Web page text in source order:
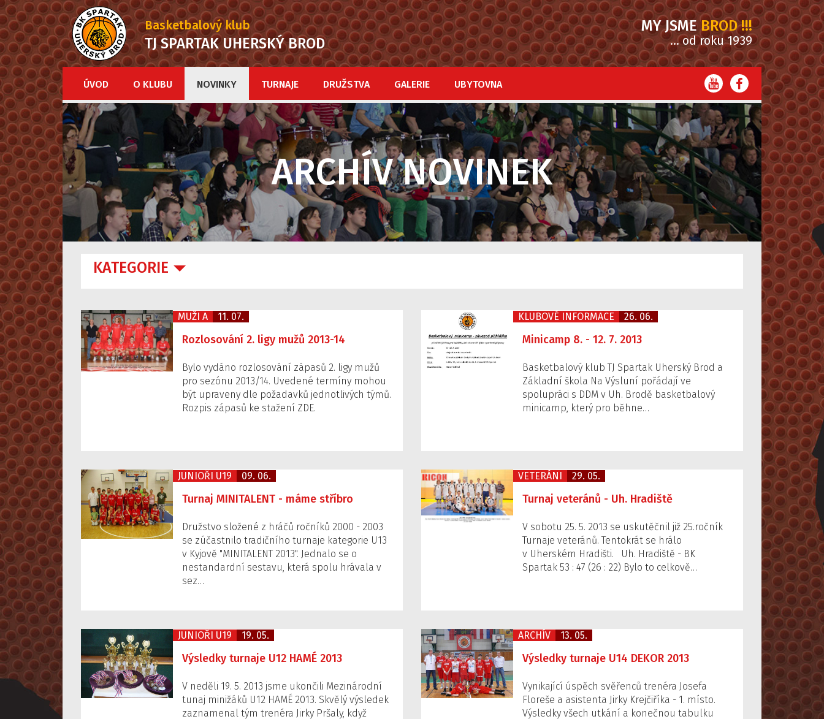
Basketbalový klub
TJ SPARTAK UHERSKÝ BROD
MY JSMEBROD !!!
... od roku 1939
ÚVOD O KLUBU NOVINKY TURNAJE DRUŽSTVA GALERIE UBYTOVNA
ARCHÍV NOVINEK
KATEGORIE
MUŽI A 11. 07.
Rozlosování 2. ligy mužů 2013-14
Bylo vydáno rozlosování zápasů 2. ligy mužů
pro sezónu 2013/14. Uvedené termíny mohou
být upraveny dle požadavků jednotlivých týmů.
Rozpis zápasů ke stažení ZDE.
KLUBOVÉ INFORMACE 26. 06.
Minicamp 8. - 12. 7. 2013
Basketbalový klub TJ Spartak Uherský Brod a
Základní škola Na Výsluní pořádají ve
spolupráci s DDM v Uh. Brodě basketbalový
minicamp, který pro běhne…
JUNIOŘI U19 09. 06.
Turnaj MINITALENT - máme stříbro
Družstvo složené z hráčů ročníků 2000 - 2003
se zúčastnilo tradičního turnaje kategorie U13
v Kyjově "MINITALENT 2013". Jednalo se o
nestandardní sestavu, která spolu hrávala v
sez…
VETERÁNI 29. 05.
Turnaj veteránů - Uh. Hradiště
V sobotu 25. 5. 2013 se uskutěčnil již 25.ročník
Turnaje veteránů. Tentokrát se hrálo
v Uherském Hradišti. Uh. Hradiště - BK
Spartak 53 : 47 (26 : 22) Bylo to celkově…
JUNIOŘI U19 19. 05.
Výsledky turnaje U12 HAMÉ 2013
V neděli 19. 5. 2013 jsme ukončili Mezinárodní
tunaj minižáků U12 HAMÉ 2013. Skvělý výsledek
zaznamenal tým trenéra Jirky Pršaly, když
ARCHÍV 13. 05.
Výsledky turnaje U14 DEKOR 2013
Vynikající úspěch svěřenců trenéra Josefa
Floreše a asistenta Jirky Krejčiříka - 1. místo.
Výsledky všech utkání a konečnou tabulku